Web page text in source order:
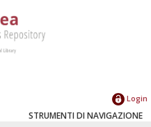
Login
STRUMENTI DI NAVIGAZIONE